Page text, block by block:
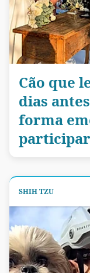
Cão que
dias
forma
SHIH TZU